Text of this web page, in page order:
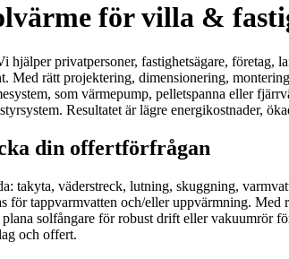
för villa &
privatpersoner, fastighetsägare, företag,
rätt projektering, dimensionering,
som värmepump, pelletspanna eller
Resultatet är lägre energikostnader,
din offertförfrågan
takyta, väderstreck, lutning, skuggning,
tappvarmvatten och/eller uppvärmning.
solfångare för robust drift eller vakuumrör
och offert.